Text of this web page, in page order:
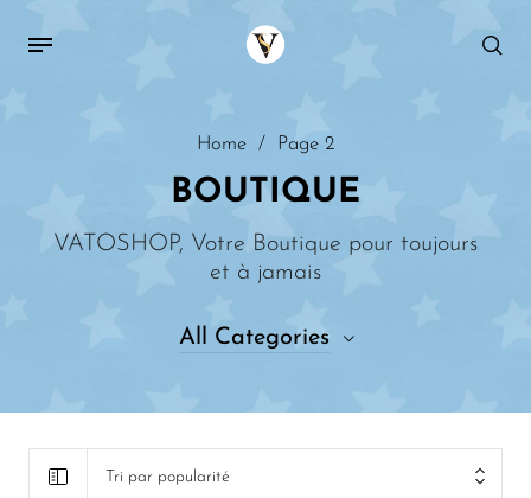
Home / Page 2
BOUTIQUE
VATOSHOP, Votre Boutique pour toujours
et à jamais
All Categories
Toys & Games
Tri par popularité